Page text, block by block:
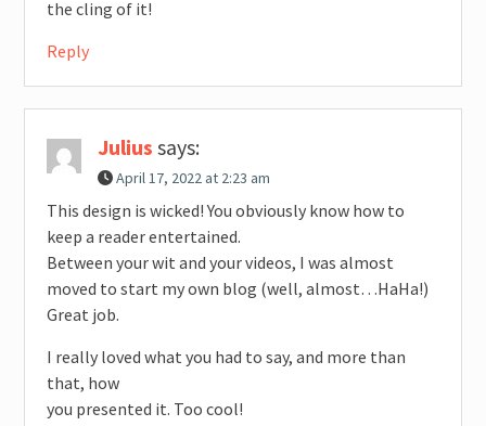
the cling of it!
Reply
Julius says:
April 17, 2022 at 2:23 am
This design is wicked! You obviously know how to
keep a reader entertained.
Between your wit and your videos, I was almost
moved to start my own blog (well, almost…HaHa!)
Great job.
I really loved what you had to say, and more than
that, how
you presented it. Too cool!